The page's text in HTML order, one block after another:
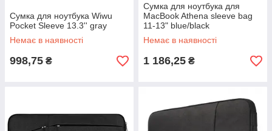
Сумка для ноутбука Wiwu
Pocket Sleeve 13.3'' gray
Немає в наявності
998,75 ₴
Сумка для ноутбука для
MacBook Athena sleeve bag
11-13" blue/black
Немає в наявності
1 186,25 ₴